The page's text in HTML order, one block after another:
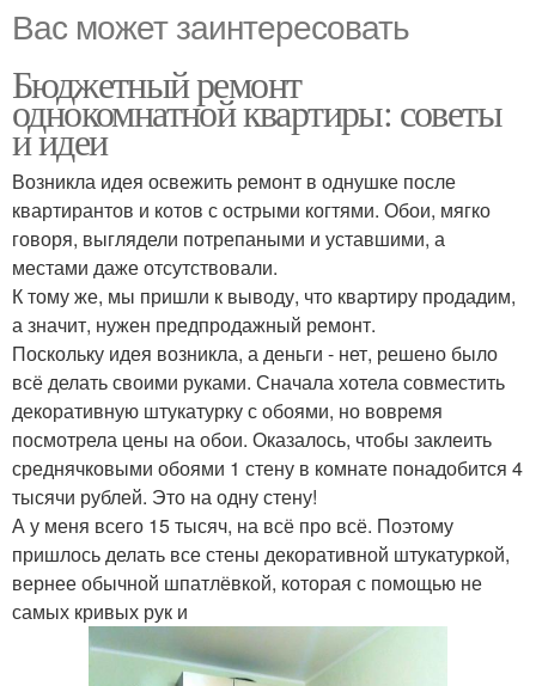
Вас может заинтересовать
Бюджетный ремонт
однокомнатной квартиры: советы
и идеи
Возникла идея освежить ремонт в однушке после
квартирантов и котов с острыми когтями. Обои, мягко
говоря, выглядели потрепаными и уставшими, а
местами даже отсутствовали.
К тому же, мы пришли к выводу, что квартиру продадим,
а значит, нужен предпродажный ремонт.
Поскольку идея возникла, а деньги - нет, решено было
всё делать своими руками. Сначала хотела совместить
декоративную штукатурку с обоями, но вовремя
посмотрела цены на обои. Оказалось, чтобы заклеить
среднячковыми обоями 1 стену в комнате понадобится 4
тысячи рублей. Это на одну стену!
А у меня всего 15 тысяч, на всё про всё. Поэтому
пришлось делать все стены декоративной штукатуркой,
вернее обычной шпатлёвкой, которая с помощью не
самых кривых рук и